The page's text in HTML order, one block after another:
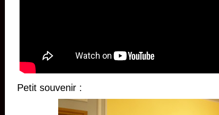
Petit souvenir :